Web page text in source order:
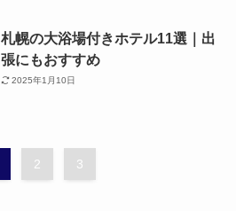
札幌の大浴場付きホテル11選｜出
張にもおすすめ
2025年1月10日
2 3